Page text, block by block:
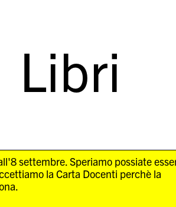
Libri
settembre. Speriamo possiate
la Carta Docenti perchè la